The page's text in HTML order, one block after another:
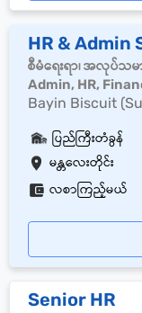
HR & Admin
စီမံရေးရာ၊ အလုပ်သမ
Admin, HR,
Bayin Biscuit
မန္တလေးတိုင်း
ပြည်ကြီးတံခွန်
လစာကြည့်မယ်
Senior HR